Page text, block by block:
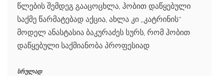
წლების შემდეგ გააცოცხლა, ჰობით დაწყებული
საქმე წარმატებად აქცია, ახლა კი „კატრინის“
მოდელ ანასტასია ბაკურაძეს სურს, რომ ჰობით
დაწყებული საქმიანობა პროფესიად
სრულად